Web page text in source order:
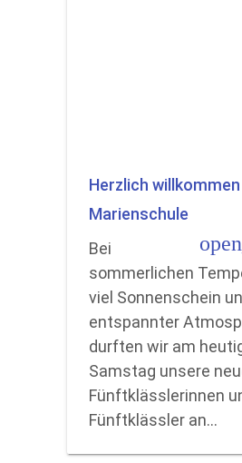
Herzlich
Marienschule
Bei
sommerlichen
viel Sonnenschein
entspannter
durften wir am
Samstag unsere
Fünftklässlerinnen
Fünftklässler an…